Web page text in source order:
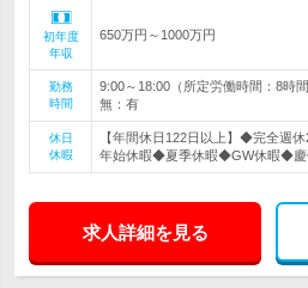
初年度
年収
650万円～1000万円
勤務
時間
9:00～18:00（所定労働時間：8時
無：有
休日
休暇
【年間休日122日以上】◆完全週
年始休暇◆夏季休暇◆GW休暇◆慶
求人詳細を見る